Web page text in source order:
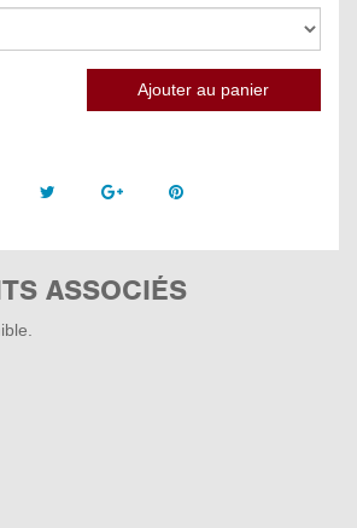
Twitter Google +Pinterest
ASSOCIÉS